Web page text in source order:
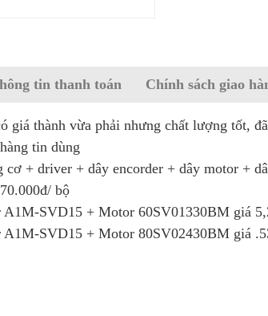
tin thanh toán Chính sách giao
giá thành vừa phải nhưng chất lượng tốt,
tin dùng
cơ + driver + dây encorder + dây motor +
bộ
SVD15 + Motor 60SV01330BM giá
SVD15 + Motor 80SV02430BM giá